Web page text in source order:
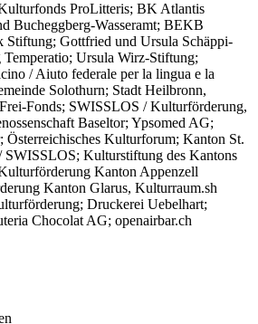
ProLitteris; BK Atlantis
Bucheggberg-Wasseramt; BEKB
Stiftung; Gottfried und Ursula Schäppi-
Ursula Wirz-Stiftung;
/ Aiuto federale per la lingua e la
Solothurn; Stadt Heilbronn,
Fonds; SWISSLOS / Kulturförderung,
Baseltor; Ypsomed AG;
Österreichisches Kulturforum; Kanton St.
Kulturstiftung des Kantons
Kanton Appenzell
Kanton Glarus, Kulturraum.sh
Druckerei Uebelhart;
Chocolat AG; openairbar.ch